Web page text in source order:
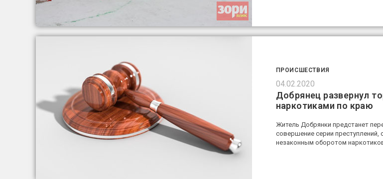
ПРОИСШЕСТВИЯ
04.02.2020
Добрянец развернул
наркотиками по краю
Житель Добрянки предстанет
совершение серии преступлений,
незаконным оборотом